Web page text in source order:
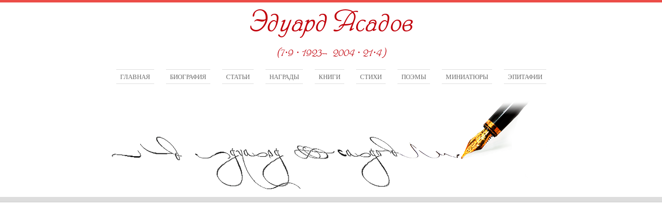
Эдуард Асадов
(7·9 · 1923—2004 · 21·4)
ГЛАВНАЯ БИОГРАФИЯ СТАТЬИ НАГРАДЫ КНИГИ СТИХИ ПОЭМЫ МИНИАТЮРЫ ЭПИТАФИИ